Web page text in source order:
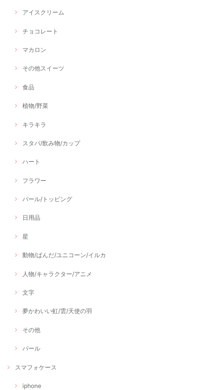
アイスクリーム
チョコレート
マカロン
その他スイーツ
食品
植物/野菜
キラキラ
スタバ/飲み物/カップ
ハート
フラワー
パール/トッピング
日用品
星
動物/ぱんだ/ユニコーン/イルカ
人物/キャラクター/アニメ
文字
夢かわいい虹/雲/天使の羽
その他
パール
スマフォケース
iphone